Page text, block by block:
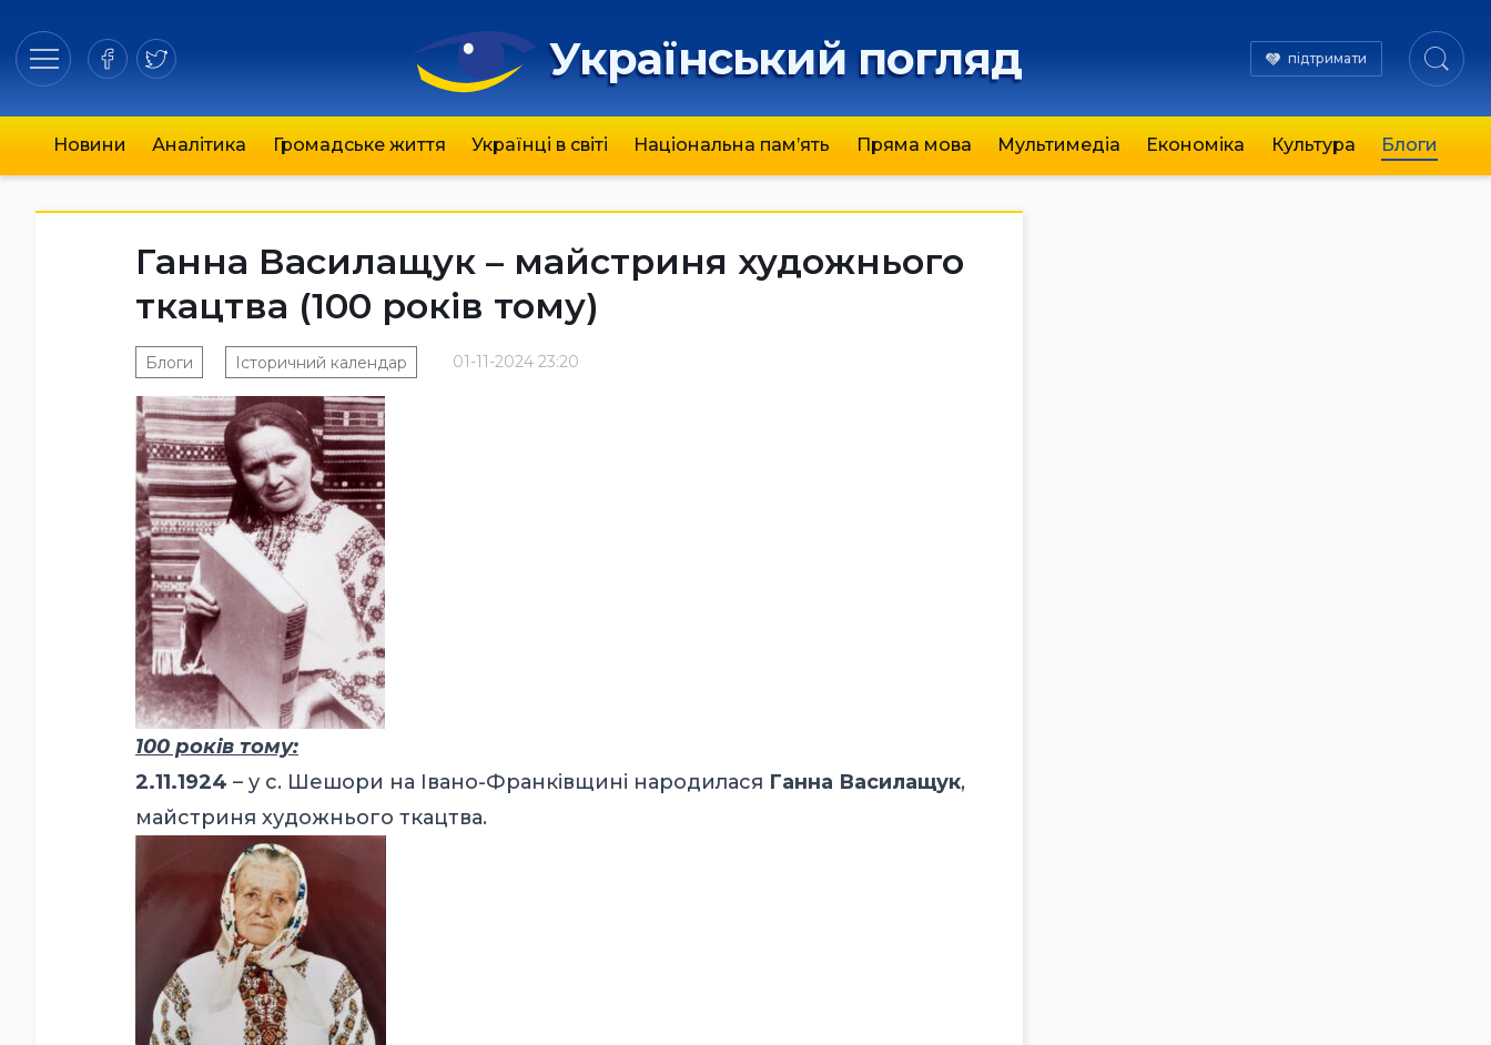
Український погляд підтримати
Новини Аналітика Громадське життя Українці в світі Національна пам’ять Пряма мова Мультимедіа Економіка Культура Блоги
Ганна Василащук – майстриня художнього
ткацтва (100 років тому)
01-11-2024 23:20
Блоги Історичний календар
100 років тому:
2.11.1924 – у с. Шешори на Івано-Франківщині народилася Ганна Василащук,
майстриня художнього ткацтва.